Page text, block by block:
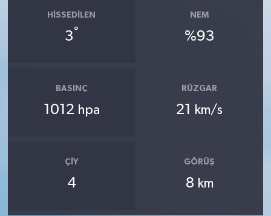
HISSEDILEN
3°
NEM
%93
BASINÇ
1012 hpa
RÜZGAR
21 km/s
ÇIY
4
GÖRÜŞ
8 km